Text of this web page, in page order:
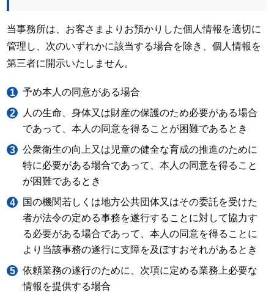
当事務所は、お客さまよりお預かりした個人情報を適切に
管理し、次のいずれかに該当する場合を除き、個人情報を
第三者に開示いたしません。
予め本人の同意がある場合
人の生命、身体又は財産の保護のため必要がある場合
であって、本人の同意を得ることが困難であるとき
公衆衛生の向上又は児童の健全な育成の推進のために
特に必要がある場合であって、本人の同意を得ること
が困難であるとき
国の機関若しくは地方公共団体又はその委託を受けた
者が法令の定める事務を遂行することに対して協力す
る必要がある場合であって、本人の同意を得ることに
より当該事務の遂行に支障を及ぼすおそれがあるとき
依頼業務の遂行のために、次項に定める業務上必要な
情報を提供する場合